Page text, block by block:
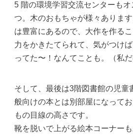
5 階の環境学習交流センターもオ
つ。木のおもちゃが様々ありま
は豊富にあるので、大作を作る
力をかきたてられて、気がつけ
ってた〜！なんてことも。（私だ
そして、最後は3階図書館の児童
般向けの本とは別部屋になって
もの目線の高さです。
靴を脱いで上がる絵本コーナー